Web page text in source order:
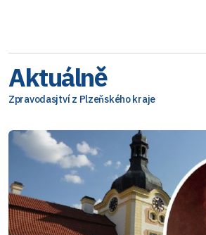
Aktuálně
Zpravodasjtví z Plzeňského kraje